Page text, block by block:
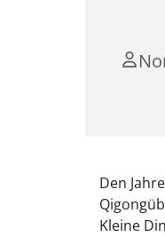
Den
Kleine